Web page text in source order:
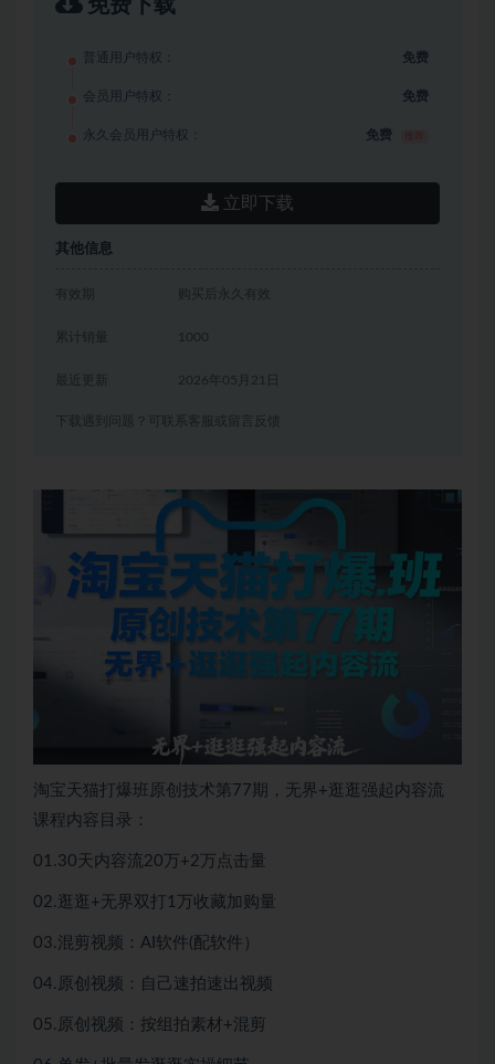
免费下载
普通用户特权： 免费
会员用户特权： 免费
永久会员用户特权： 免费
立即下载
其他信息
有效期 购买后永久有效
累计销量 1000
2026年05月21日
下载遇到问题？可联系客服或留言反馈
淘宝天猫打爆班原创技术第77期，无界+逛逛强起内容流
课程内容目录：
01.30天内容流20万+2万点击量
02.逛逛+无界双打1万收藏加购量
03.混剪视频：AI软件(配软件）
04.原创视频：自己速拍速出视频
05.原创视频：按组拍素材+混剪